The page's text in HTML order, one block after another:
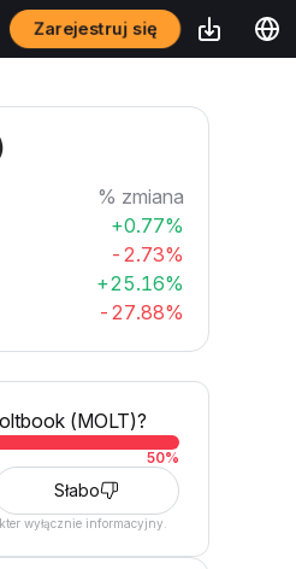
Zarejestruj się
% zmiana
+0.77%
-2.73%
+25.16%
-27.88%
(MOLT)?
50%
Słabo
wyłącznie informacyjny.